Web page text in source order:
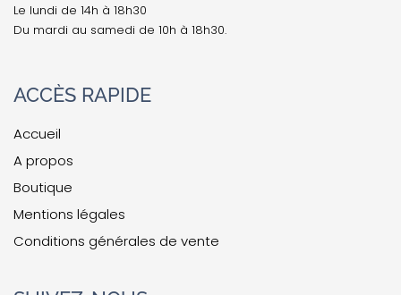
Le lundi de 14h à 18h30
Du mardi au samedi de 10h à 18h30.
ACCÈS RAPIDE
Accueil
A propos
Boutique
Mentions légales
Conditions générales de vente